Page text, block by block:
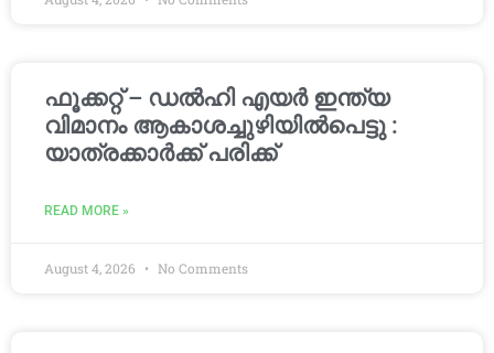
ഫൂക്കറ്റ് – ഡൽഹി എയര്‍ ഇന്ത്യ
വിമാനം ആകാശച്ചുഴിയില്‍പെട്ടു :
യാത്രക്കാര്‍ക്ക് പരിക്ക്
READ MORE »
August 4, 2026 No Comments